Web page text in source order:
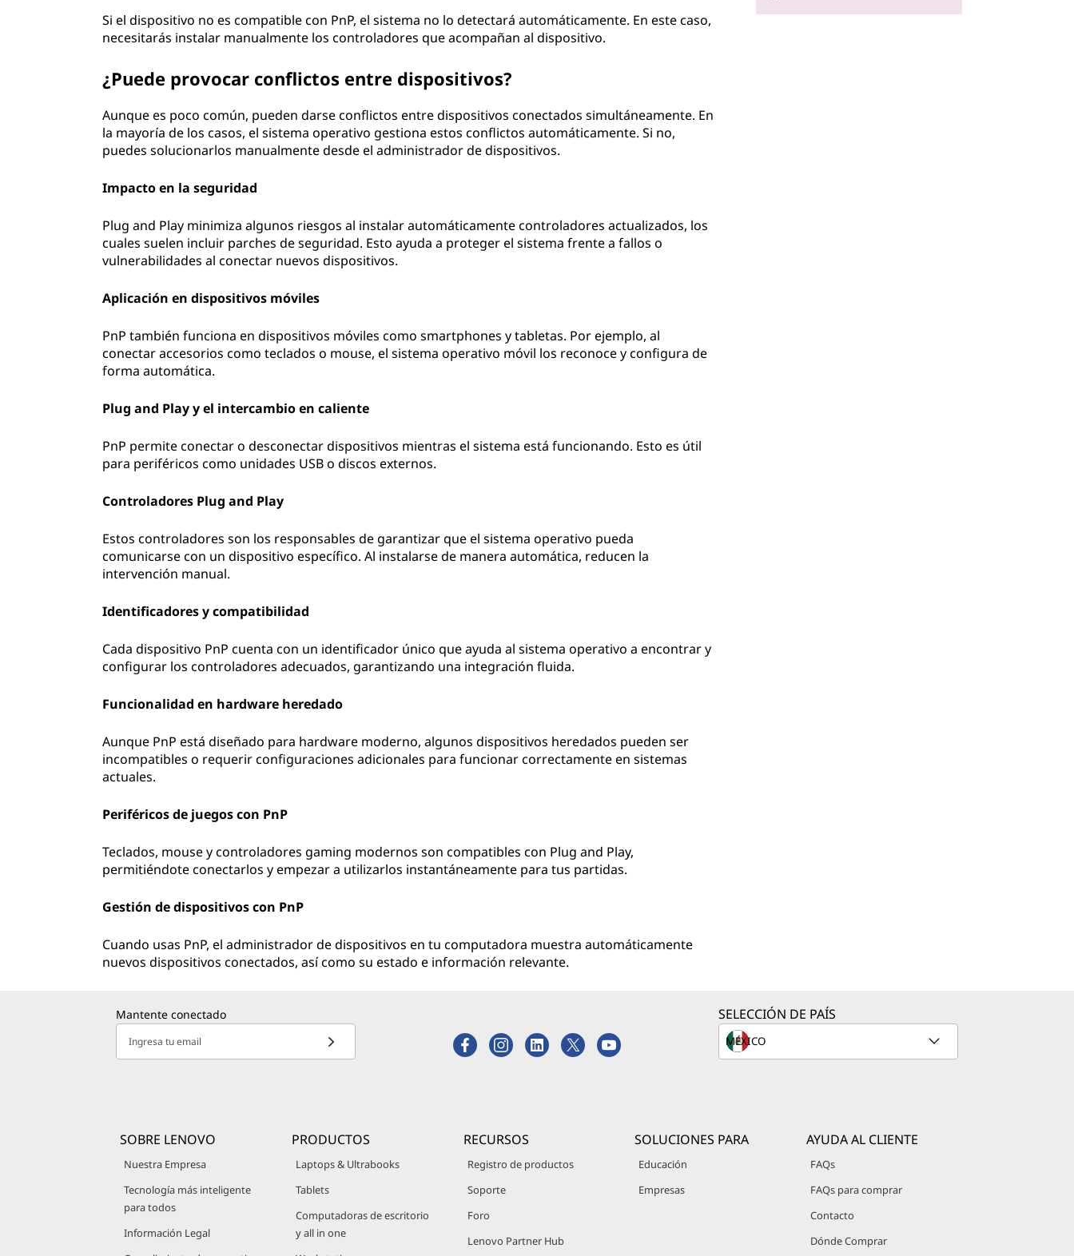
Si el dispositivo no es compatible con PnP, el sistema no lo detectará automáticamente. En este caso,
necesitarás instalar manualmente los controladores que acompañan al dispositivo.
¿Puede provocar conflictos entre dispositivos?
Aunque es poco común, pueden darse conflictos entre dispositivos conectados simultáneamente. En
la mayoría de los casos, el sistema operativo gestiona estos conflictos automáticamente. Si no,
puedes solucionarlos manualmente desde el administrador de dispositivos.
Impacto en la seguridad
Plug and Play minimiza algunos riesgos al instalar automáticamente controladores actualizados, los
cuales suelen incluir parches de seguridad. Esto ayuda a proteger el sistema frente a fallos o
vulnerabilidades al conectar nuevos dispositivos.
Aplicación en dispositivos móviles
PnP también funciona en dispositivos móviles como smartphones y tabletas. Por ejemplo, al
conectar accesorios como teclados o mouse, el sistema operativo móvil los reconoce y configura de
forma automática.
Plug and Play y el intercambio en caliente
PnP permite conectar o desconectar dispositivos mientras el sistema está funcionando. Esto es útil
para periféricos como unidades USB o discos externos.
Controladores Plug and Play
Estos controladores son los responsables de garantizar que el sistema operativo pueda
comunicarse con un dispositivo específico. Al instalarse de manera automática, reducen la
intervención manual.
Identificadores y compatibilidad
Cada dispositivo PnP cuenta con un identificador único que ayuda al sistema operativo a encontrar y
configurar los controladores adecuados, garantizando una integración fluida.
Funcionalidad en hardware heredado
Aunque PnP está diseñado para hardware moderno, algunos dispositivos heredados pueden ser
incompatibles o requerir configuraciones adicionales para funcionar correctamente en sistemas
actuales.
Periféricos de juegos con PnP
Teclados, mouse y controladores gaming modernos son compatibles con Plug and Play,
permitiéndote conectarlos y empezar a utilizarlos instantáneamente para tus partidas.
Gestión de dispositivos con PnP
Cuando usas PnP, el administrador de dispositivos en tu computadora muestra automáticamente
nuevos dispositivos conectados, así como su estado e información relevante.
Mantente conectado
Ingresa tu email
SELECCIÓN DE PAÍS
SOBRE LENOVO
Nuestra Empresa
Tecnología más inteligente
para todos
Información Legal
PRODUCTOS
Laptops & Ultrabooks
Tablets
Computadoras de escritorio
y all in one
RECURSOS
Registro de productos
Soporte
Foro
Lenovo Partner Hub
SOLUCIONES PARA
Educación
Empresas
AYUDA AL CLIENTE
FAQs
FAQs para comprar
Contacto
Dónde Comprar